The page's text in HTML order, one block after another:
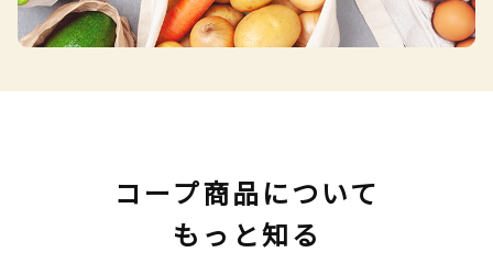
コープ商品について
もっと知る